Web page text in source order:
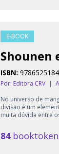
E-BOOK
Shounen
ISBN:
Por: Editora CRV |
No universo de
divisão é um
muita dúvida entre
84